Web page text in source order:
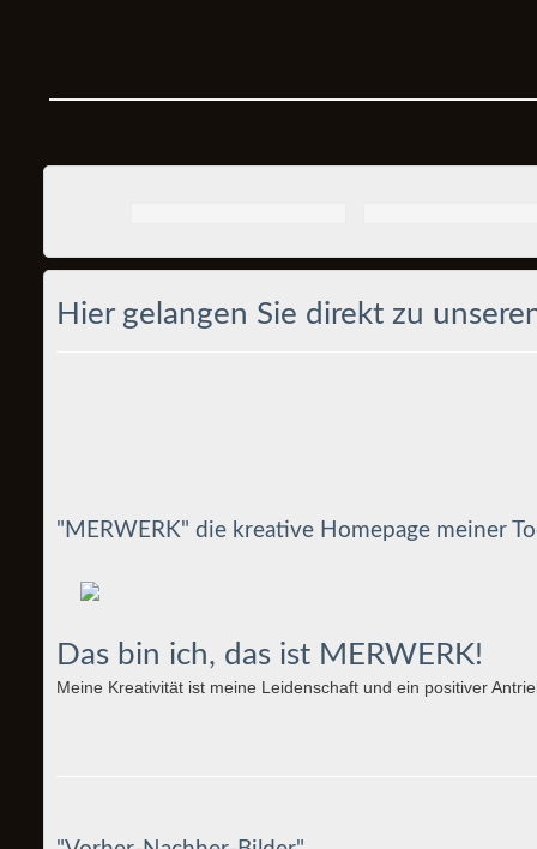
Hier gelangen Sie direkt zu
"MERWERK" die kreative Homepage meiner
Das bin ich, das ist MERWERK!
Meine Kreativität ist meine Leidenschaft und ein positiver